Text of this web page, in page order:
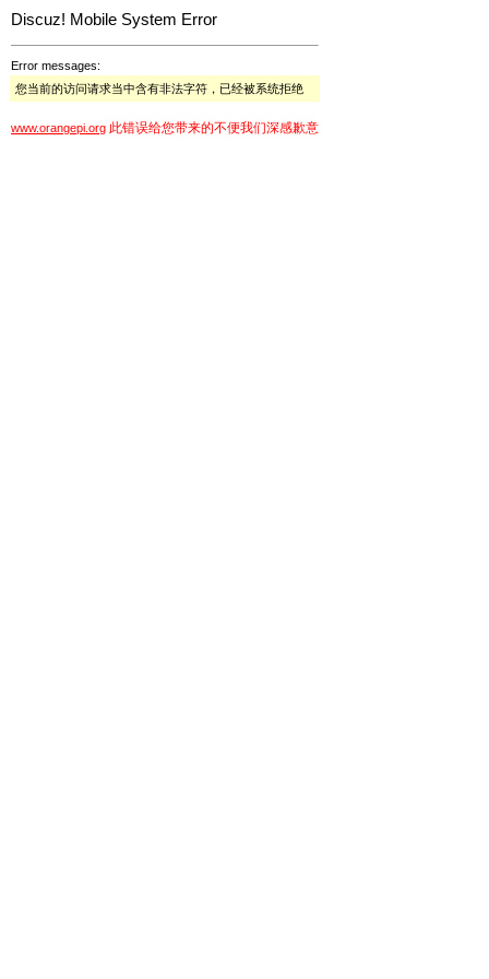
Discuz! Mobile System Error
Error messages:
您当前的访问请求当中含有非法字符，已经被系统拒绝
www.orangepi.org 此错误给您带来的不便我们深感歉意